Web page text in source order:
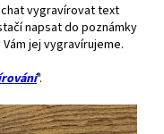
vygravírovat text
napsat do poznámky
jej vygravírujeme.
".